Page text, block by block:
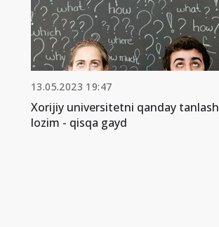
13.05.2023 19:47
Xorijiy universitetni qanday tanlash
lozim - qisqa gayd